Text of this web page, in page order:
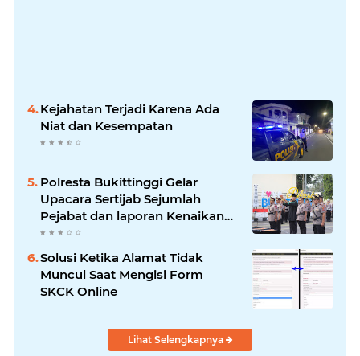
Kejahatan Terjadi Karena Ada
Niat dan Kesempatan
Polresta Bukittinggi Gelar
Upacara Sertijab Sejumlah
Pejabat dan laporan Kenaikan
Pangkat Pengabdian
Solusi Ketika Alamat Tidak
Muncul Saat Mengisi Form
SKCK Online
Lihat Selengkapnya